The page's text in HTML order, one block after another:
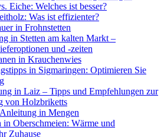
Eiche: Welches ist besser?
Was ist effizienter?
in Frohnstetten
in Stetten am kalten Markt –
und -zeiten
in Krauchenwies
in Sigmaringen: Optimieren Sie
in Laiz – Tipps und Empfehlungen zur
von Holzbriketts
in Mengen
Oberschmeien: Wärme und
Zuhause